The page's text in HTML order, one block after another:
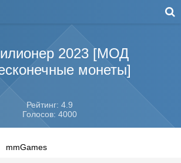
2023 [МОД
монеты]
Рейтинг: 4.9
Голосов: 4000
mmGames